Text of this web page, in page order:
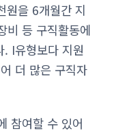
원을 6개월간 지
비 등 구직활동에
. I유형보다 지원
더 많은 구직자
참여할 수 있어